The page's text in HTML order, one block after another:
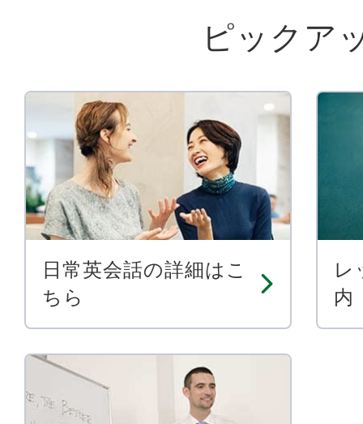
ピックア
日常英会話の詳細はこ
ちら
レ
内